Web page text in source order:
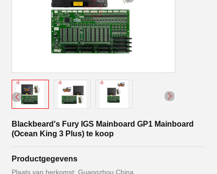
Blackbeard's Fury IGS Mainboard GP1 Mainboard
(Ocean King 3 Plus) te koop
Productgegevens
Plaats van herkomst: Guangzhou China